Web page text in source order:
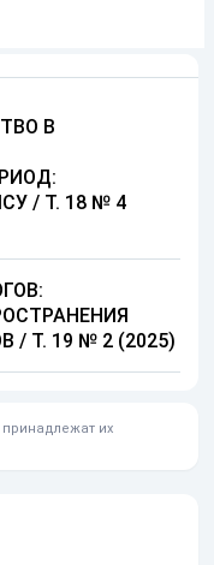
В
/ Т. 18 № 4
Т. 19 № 2 (2025)
их